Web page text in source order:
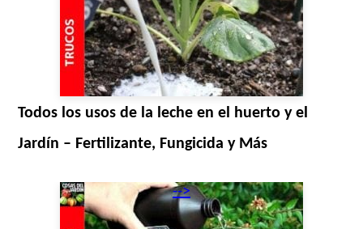
Todos los usos de la leche en el huerto y el
Jardín – Fertilizante, Fungicida y Más
-->